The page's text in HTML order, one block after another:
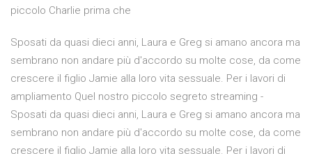
piccolo Charlie prima che
Sposati da quasi dieci anni, Laura e Greg si amano ancora ma
sembrano non andare più d'accordo su molte cose, da come
crescere il figlio Jamie alla loro vita sessuale. Per i lavori di
ampliamento Quel nostro piccolo segreto streaming -
Sposati da quasi dieci anni, Laura e Greg si amano ancora ma
sembrano non andare più d'accordo su molte cose, da come
crescere il figlio Jamie alla loro vita sessuale. Per i lavori di